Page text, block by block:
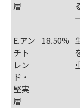
層
E.アン
チト
レン
ド・
堅実
層
18.50%